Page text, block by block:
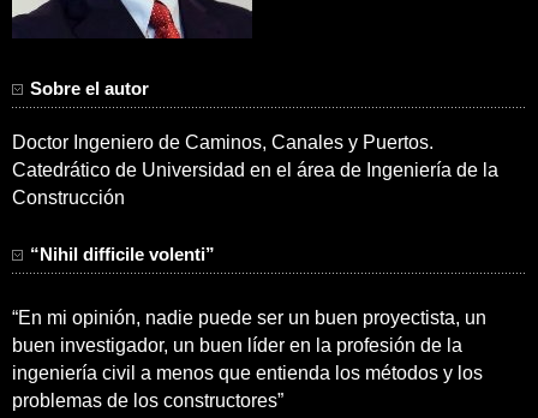
Sobre el autor
Doctor Ingeniero de Caminos, Canales y Puertos.
Catedrático de Universidad en el área de Ingeniería de la
Construcción
“Nihil difficile volenti”
“En mi opinión, nadie puede ser un buen proyectista, un
buen investigador, un buen líder en la profesión de la
ingeniería civil a menos que entienda los métodos y los
problemas de los constructores”